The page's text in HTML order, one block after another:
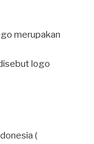
merupakan
logo
(